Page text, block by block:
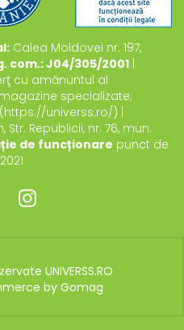
Calea Moldovei nr. 197,
com.: J04/305/2001
cu amănuntul al
specializate;
(https://universs.ro/) |
Str. Republicii, nr. 76, mun.
de funcționare punct de
UNIVERSS.RO
by Gomag